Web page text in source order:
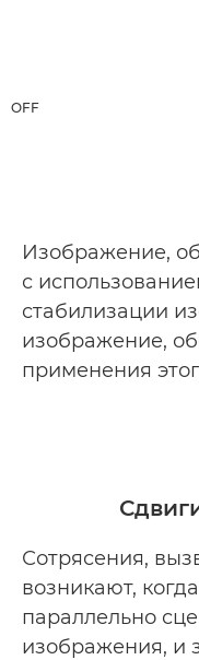
OFF
Изображение,
с
стабилизации
изображение,
применения
Сотрясения,
возникают,
параллельно
изображения, и